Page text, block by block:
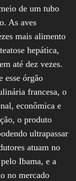
de um tubo
As aves
mais alimento
hepática,
até dez vezes.
esse órgão
francesa, o
econômica e
o produto
ultrapassar
atuam no
Ibama, e a
no mercado